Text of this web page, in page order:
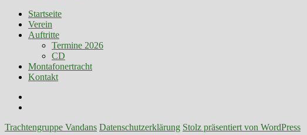
Startseite
Verein
Auftritte
Termine 2026
CD
Montafonertracht
Kontakt
Trachtengruppe Vandans Datenschutzerklärung Stolz präsentiert von WordPress